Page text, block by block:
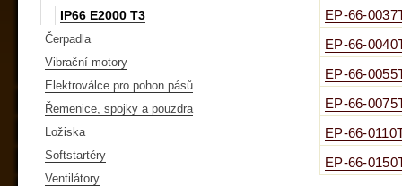
IP66 E2000 T3
Čerpadla
Vibrační motory
Elektroválce pro pohon pásů
Řemenice, spojky a pouzdra
Ložiska
Softstartéry
Ventilátory
EP-66-
EP-66-
EP-66-
EP-66-
EP-66-
EP-66-